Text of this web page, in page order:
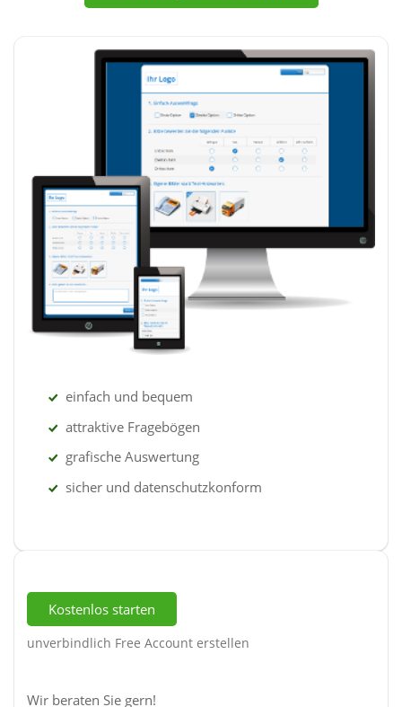
einfach und bequem
attraktive Fragebögen
grafische Auswertung
sicher und datenschutzkonform
Kostenlos starten
unverbindlich Free Account erstellen
Wir beraten Sie gern!